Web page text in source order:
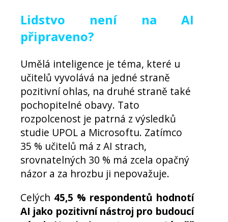
Lidstvo není na AI
připraveno?
Umělá inteligence je téma, které u
učitelů vyvolává na jedné straně
pozitivní ohlas, na druhé straně také
pochopitelné obavy. Tato
rozpolcenost je patrná z výsledků
studie UPOL a Microsoftu. Zatímco
35 % učitelů má z AI strach,
srovnatelných 30 % má zcela opačný
názor a za hrozbu ji nepovažuje.
Celých 45,5 % respondentů hodnotí
AI jako pozitivní nástroj pro budoucí